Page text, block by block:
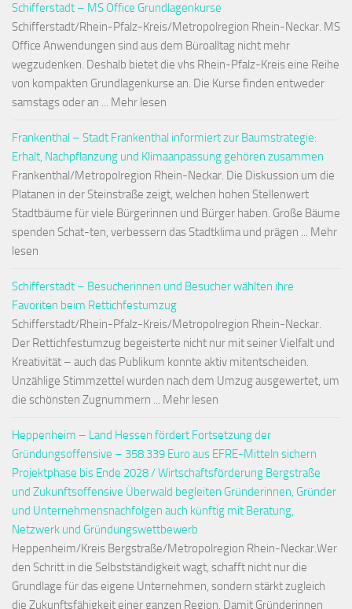
Schifferstadt – MS Office Grundlagenkurse
Schifferstadt/Rhein-Pfalz-Kreis/Metropolregion Rhein-Neckar. MS
Office Anwendungen sind aus dem Büroalltag nicht mehr
wegzudenken. Deshalb bietet die vhs Rhein-Pfalz-Kreis eine Reihe
von kompakten Grundlagenkurse an. Die Kurse finden entweder
samstags oder an ... Mehr lesen
Frankenthal – Stadt Frankenthal informiert zur Baumstrategie:
Erhalt, Nachpflanzung und Klimaanpassung gehören zusammen
Frankenthal/Metropolregion Rhein-Neckar. Die Diskussion um die
Platanen in der Steinstraße zeigt, welchen hohen Stellenwert
Stadtbäume für viele Bürgerinnen und Bürger haben. Große Bäume
spenden Schat-ten, verbessern das Stadtklima und prägen ... Mehr
lesen
Schifferstadt – Besucherinnen und Besucher wählten ihre
Favoriten beim Rettichfestumzug
Schifferstadt/Rhein-Pfalz-Kreis/Metropolregion Rhein-Neckar.
Der Rettichfestumzug begeisterte nicht nur mit seiner Vielfalt und
Kreativität – auch das Publikum konnte aktiv mitentscheiden.
Unzählige Stimmzettel wurden nach dem Umzug ausgewertet, um
die schönsten Zugnummern ... Mehr lesen
Heppenheim – Land Hessen fördert Fortsetzung der
Gründungsoffensive – 358.339 Euro aus EFRE-Mitteln sichern
Projektphase bis Ende 2028 / Wirtschaftsförderung Bergstraße
und Zukunftsoffensive Überwald begleiten Gründerinnen, Gründer
und Unternehmensnachfolgen auch künftig mit Beratung,
Netzwerk und Gründungswettbewerb
Heppenheim/Kreis Bergstraße/Metropolregion Rhein-Neckar.Wer
den Schritt in die Selbstständigkeit wagt, schafft nicht nur die
Grundlage für das eigene Unternehmen, sondern stärkt zugleich
die Zukunftsfähigkeit einer ganzen Region. Damit Gründerinnen